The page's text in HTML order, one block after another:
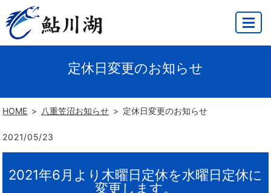
MENU
定休日変更のお知らせ
HOME 八重笠沼お知らせ 定休日変更のお知らせ
2021/05/23
2021年6月より木曜日定休を水曜日定休に
変更します。